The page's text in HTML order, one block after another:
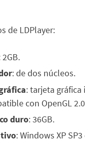
de LDPlayer:
2GB.
: de dos núcleos.
: tarjeta gráfica
con OpenGL
duro: 36GB.
: Windows XP